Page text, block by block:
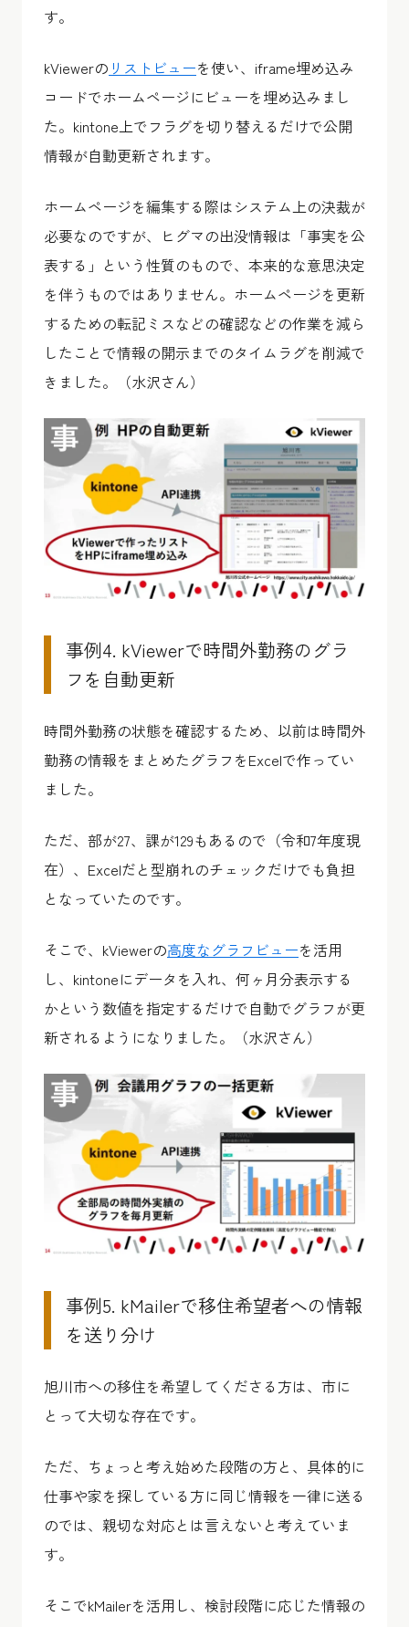
す。
kViewerの リストビューを使い、iframe埋め込み
コードでホームページにビューを埋め込みまし
た。kintone上でフラグを切り替えるだけで公開
情報が自動更新されます。
ホームページを編集する際はシステム上の決裁が
必要なのですが、ヒグマの出没情報は「事実を公
表する」という性質のもので、本来的な意思決定
を伴うものではありません。ホームページを更新
するための転記ミスなどの確認などの作業を減ら
したことで情報の開示までのタイムラグを削減で
きました。（水沢さん）
事例4. kViewerで時間外勤務のグラ
フを自動更新
時間外勤務の状態を確認するため、以前は時間外
勤務の情報をまとめたグラフをExcelで作ってい
ました。
ただ、部が27、課が129もあるので（令和7年度現
在）、Excelだと型崩れのチェックだけでも負担
となっていたのです。
そこで、kViewerの高度なグラフビューを活用
し、kintoneにデータを入れ、何ヶ月分表示する
かという数値を指定するだけで自動でグラフが更
新されるようになりました。（水沢さん）
事例5. kMailerで移住希望者への情報
を送り分け
旭川市への移住を希望してくださる方は、市に
とって大切な存在です。
ただ、ちょっと考え始めた段階の方と、具体的に
仕事や家を探している方に同じ情報を一律に送る
のでは、親切な対応とは言えないと考えていま
す。
そこでkMailerを活用し、検討段階に応じた情報の